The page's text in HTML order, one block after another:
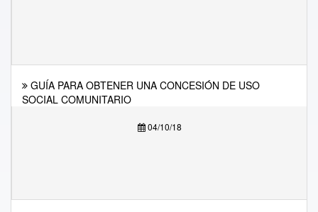
GUÍA PARA OBTENER UNA CONCESIÓN DE USO
SOCIAL COMUNITARIO
04/10/18